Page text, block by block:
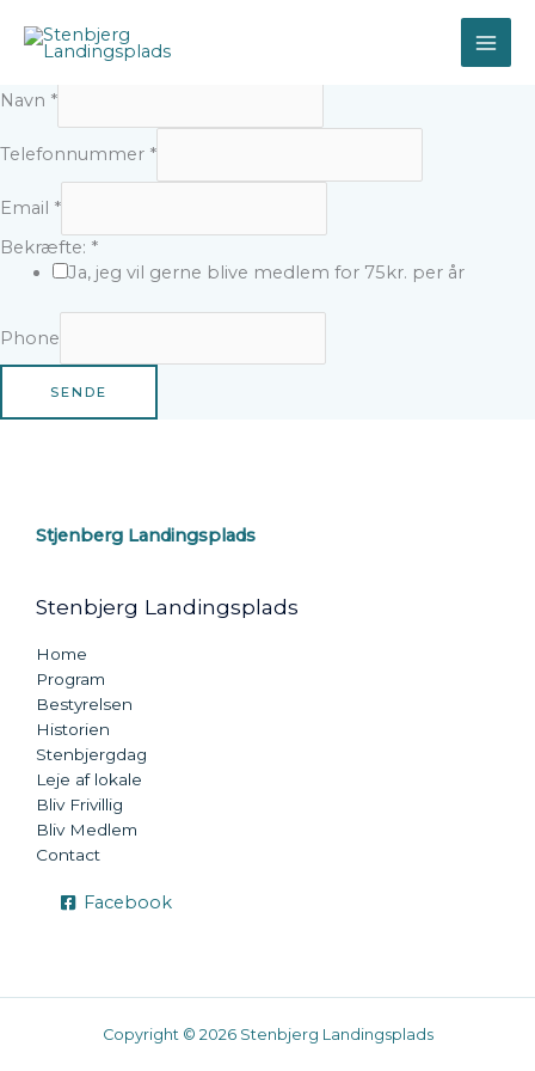
indholdet
Bliv medlem for 75 kr. om året og støt foreningen til
bevarelse af Stenbjerg Landingsplads
Navn *
Telefonnummer *
Email *
Bekræfte: *
Ja, jeg vil gerne blive medlem for 75kr. per år
Phone
SENDE
Stjenberg Landingsplads
Stenbjerg Landingsplads
Home
Program
Bestyrelsen
Historien
Stenbjergdag
Leje af lokale
Bliv Frivillig
Bliv Medlem
Contact
Facebook
Copyright © 2026 Stenbjerg Landingsplads